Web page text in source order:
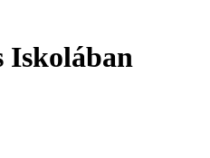
Iskolában